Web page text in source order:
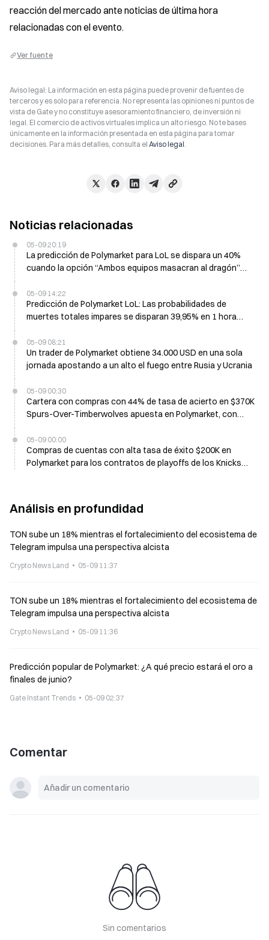
reacción del mercado ante noticias de última hora
relacionadas con el evento.
Ver fuente
Aviso legal: La información en esta página puede provenir de fuentes de
terceros y es solo para referencia. No representa las opiniones ni puntos de
vista de Gate y no constituye asesoramiento financiero, de inversión ni
legal. El comercio de activos virtuales implica un alto riesgo. No te bases
únicamente en la información presentada en esta página para tomar
decisiones. Para más detalles, consulta el Aviso legal.
Noticias relacionadas
05-09 20:19
La predicción de Polymarket para LoL se dispara un 40%
cuando la opción “Ambos equipos masacran al dragón”
05-09 14:22
Predicción de Polymarket LoL: Las probabilidades de
muertes totales impares se disparan 39,95% en 1 hora
05-09 08:21
Un trader de Polymarket obtiene 34.000 USD en una sola
jornada apostando a un alto el fuego entre Rusia y Ucrania
05-09 00:30
Cartera con compras con 44% de tasa de acierto en $370K
Spurs-Over-Timberwolves apuesta en Polymarket, con
05-09 00:00
Compras de cuentas con alta tasa de éxito $200K en
Polymarket para los contratos de playoffs de los Knicks
Análisis en profundidad
TON sube un 18% mientras el fortalecimiento del ecosistema de
Telegram impulsa una perspectiva alcista
Crypto News Land 05-09 11:37
TON sube un 18% mientras el fortalecimiento del ecosistema de
Telegram impulsa una perspectiva alcista
Crypto News Land 05-09 11:36
Predicción popular de Polymarket: ¿A qué precio estará el oro a
finales de junio?
Gate Instant Trends 05-09 02:37
Comentar
Sin comentarios